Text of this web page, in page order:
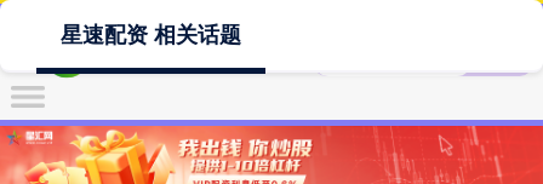
星速配资 相关话题